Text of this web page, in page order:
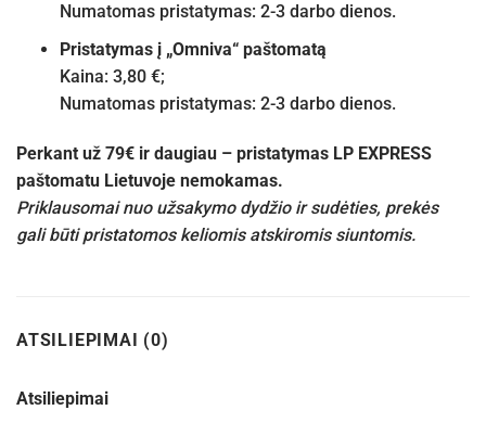
Numatomas pristatymas: 2-3 darbo dienos.
Pristatymas į „Omniva“ paštomatą
Kaina: 3,80 €;
Numatomas pristatymas: 2-3 darbo dienos.
Perkant už 79€ ir daugiau – pristatymas LP EXPRESS
paštomatu Lietuvoje nemokamas.
Priklausomai nuo užsakymo dydžio ir sudėties, prekės
gali būti pristatomos keliomis atskiromis siuntomis.
ATSILIEPIMAI (0)
Atsiliepimai